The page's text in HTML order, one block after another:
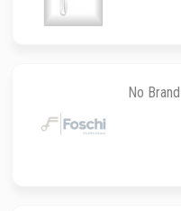
No